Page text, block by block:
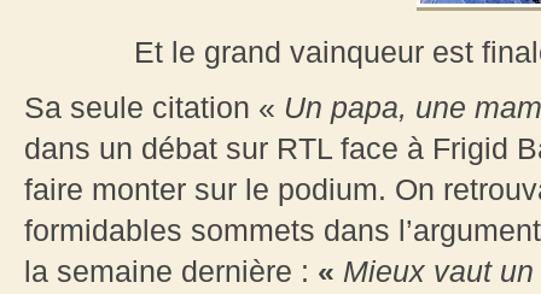
Et le grand vainqueur est
Sa seule citation « Un papa, une
dans un débat sur RTL face à Frigid
faire monter sur le podium. On
formidables sommets dans
la semaine dernière : « Mieux vaut